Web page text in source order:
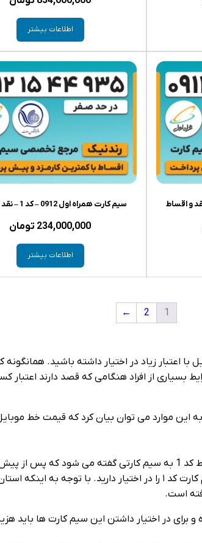
اطلاعات بیشتر
سیم کارت همراه اول 0912 – کد 1 – نقد و اقساط
234,000,000 تومان
اطلاعات بیشتر
1
2
←
سیم کارت شما با ۰۹۱۲ بود و بلافاصله بعد از 0912 عدد ۱ قرار داشته باشد.